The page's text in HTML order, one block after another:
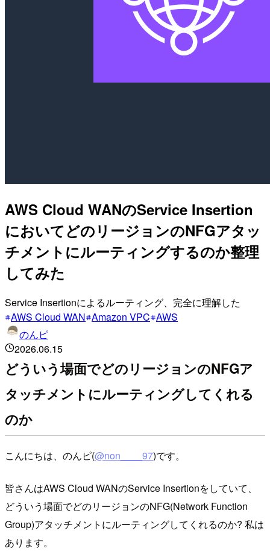
AWS Cloud WANのService Insertion
においてどのリージョンのNFGアタッ
チメントにルーティングするのか整理
してみた
Service Insertionによるルーティング、完全に理解した
AWS Cloud WAN Amazon VPC AWS
のんピ
2026.06.15
どういう場面でどのリージョンのNFGア
タッチメントにルーティングしてくれる
のか
こんにちは、のんピ(@non____97)です。
皆さんはAWS Cloud WANのService Insertionをしていて、
どういう場面でどのリージョンのNFG(Network Function
Group)アタッチメントにルーティングしてくれるのか? 私は
あります。